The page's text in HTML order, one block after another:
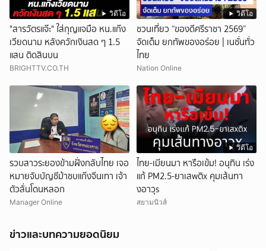
วิดีโอ
"สารวัตรแจ๊ะ" ใส่กุญแจมือ หน.แก๊ง
เวียดนาม หลังควักเงินสด ๆ 1.5
แสน ติดสินบน
BRIGHTTV.CO.TH
วิดีโอ
ชวนเที่ยว “ของดีศรีราชา 2569”
จัดเต็ม ยกทัพของอร่อย | เนชั่นทั่ว
ไทย
Nation Online
รวบสาวระยองข้ามฝั่งกลับไทย เจอ
หมายจับบัญชีม้าซบแก๊งจีนเทา เจ้า
ตัวลั่นโดนหลอก
Manager Online
วิดีโอ
ไทย-เมียนมา หารือเข้ม! อนุทิน เร่ง
แก้ PM2.5-ยาเสwติx คุมเส้นทา
งอาวุs
สยามนิวส์
ข่าวและบทความยอดนิยม